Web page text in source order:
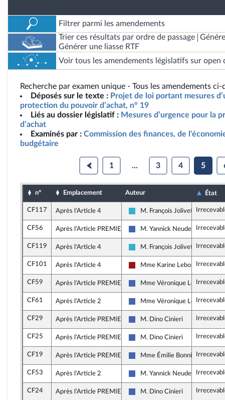
Filtrer parmi les amendements
Trier ces résultats par ordre de passage
Générer une liasse RTF
Voir tous les amendements législatifs sur open
Recherche par examen unique - Tous les amendements ci-
Déposés sur le texte : Projet de loi portant mesures
protection du pouvoir d’achat, n° 19
Liés au dossier législatif : Mesures d’urgence pour la
d’achat
Examinés par : Commission des finances, de
budgétaire
1 ... 3 4 5
n° Emplacement Auteur État
CF117 Après l'Article 4
Horizons et apparentés
M. François Jolivet
CF56 Après l'Article PREMIER
Les Républicains
M. Yannick Neuder
CF119 Après l'Article 4
Horizons et apparentés
M. François Jolivet
CF101 Après l'Article 4
Gauche démocrate et
Mme Karine Lebon
CF59 Après l'Article PREMIER
Les Républicains
Mme Véronique Louwagie
CF61 Après l'Article 2
Les Républicains
Mme Véronique Louwagie
CF29 Après l'Article PREMIER
Les Républicains
M. Dino Cinieri
CF25 Après l'Article PREMIER
Les Républicains
M. Dino Cinieri
CF19 Après l'Article PREMIER
Les Républicains
Mme Émilie Bonnivard
CF53 Après l'Article 2
Les Républicains
M. Yannick Neuder
CF24 Après l'Article PREMIER
Les Républicains
M. Dino Cinieri